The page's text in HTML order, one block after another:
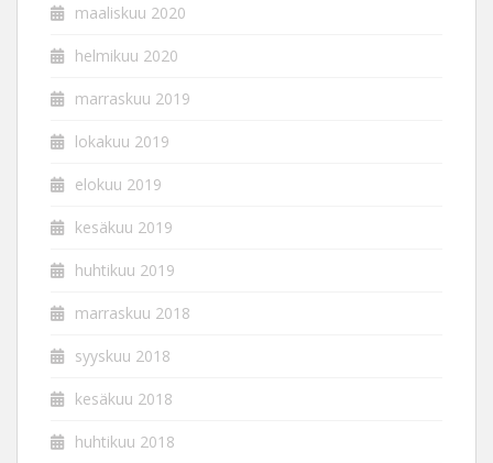
maaliskuu 2020
helmikuu 2020
marraskuu 2019
lokakuu 2019
elokuu 2019
kesäkuu 2019
huhtikuu 2019
marraskuu 2018
syyskuu 2018
kesäkuu 2018
huhtikuu 2018